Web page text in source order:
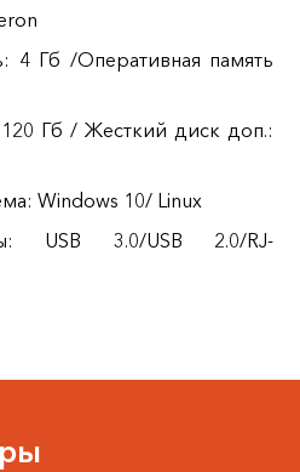
4 Гб /Оперативная память
Гб / Жесткий диск доп.:
Windows 10/ Linux
USB 3.0/USB 2.0/RJ-